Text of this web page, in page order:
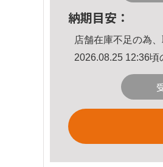
納期目安：
店舗在庫不足の為
2026.08.25 12:36頃